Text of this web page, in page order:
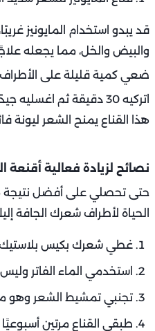
قد يبدو استخدام المايونيز
والبيض والخل، مما يجعله
ضعي كمية قليلة على
اتركيه 30 دقيقة ثم اغسليه جيدًا.
هذا القناع يمنح الشعر ليونة
نصائح لزيادة فعالية أقنعة
حتى تحصلي على أفضل نتيجة
الحياة لأطراف شعرك الجافة
غطي شعرك بكيس بلاستيك
استخدمي الماء الفاتر
تجنبي تمشيط الشعر وهو
طبقي القناع مرتين